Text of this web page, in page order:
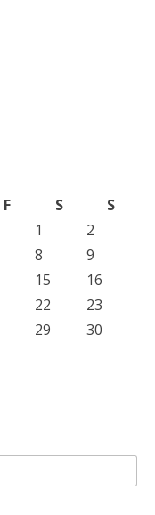
F S
S
1
2
8
9
15
16
22
23
29
30